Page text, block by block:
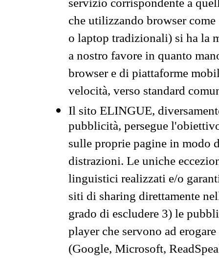
servizio corrispondente a
che utilizzando browser
o laptop tradizionali) si ha la
a nostro favore in quanto
browser e di piattaforme
velocità, verso standard
Il sito ELINGUE,
pubblicità, persegue
sulle proprie pagine in modo
distrazioni. Le uniche
linguistici realizzati e/o
siti di sharing direttamente
grado di escludere 3) le
player che servono ad
(Google, Microsoft,